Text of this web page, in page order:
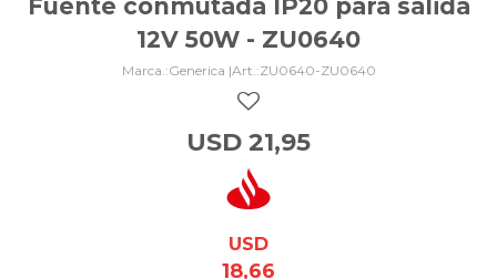
Fuente conmutada IP20 para salida
12V 50W - ZU0640
Generica | ZU0640-ZU0640
USD 21,95
USD
18,66